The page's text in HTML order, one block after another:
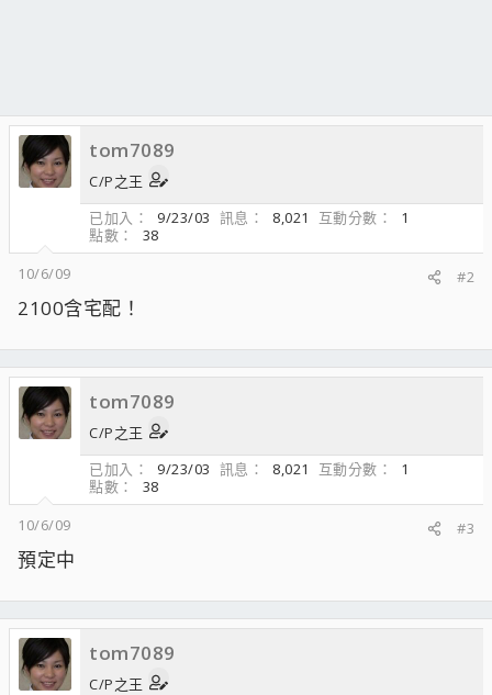
tom7089
C/P之王
已加入
9/23/03 訊息 8,021 互動分數
1
點數
38
10/6/09
#2
2100含宅配！
tom7089
C/P之王
已加入
9/23/03 訊息 8,021 互動分數
1
點數
38
10/6/09
#3
預定中
tom7089
C/P之王